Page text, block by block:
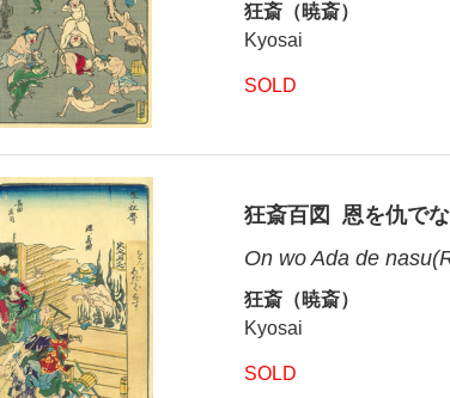
狂斎（暁斎）
Kyosai
SOLD
狂斎百図 恩を仇で
On wo Ada de
狂斎（暁斎）
Kyosai
SOLD